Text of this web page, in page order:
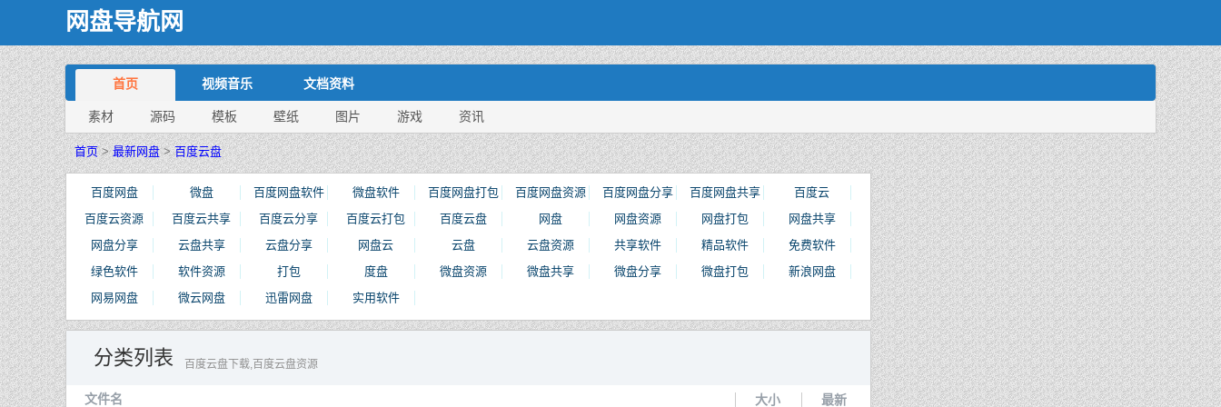
网盘导航网
首页 视频音乐 文档资料
素材 源码 模板 壁纸 图片 游戏 资讯
首页>最新网盘>百度云盘
百度网盘 微盘 百度网盘软件 微盘软件 百度网盘打包 百度网盘资源 百度网盘分享 百度网盘共享
百度云
百度云资源
百度云共享 百度云分享 百度云打包 百度云盘 网盘 网盘资源 网盘打包
网盘共享
网盘分享
云盘共享 云盘分享 网盘云 云盘 云盘资源 共享软件 精品软件
免费软件
绿色软件
软件资源 打包 度盘 微盘资源 微盘共享 微盘分享 微盘打包
新浪网盘
网易网盘
微云网盘 迅雷网盘 实用软件
百度云盘下载,百度云盘资源
分类列表
文件名 大小 最新